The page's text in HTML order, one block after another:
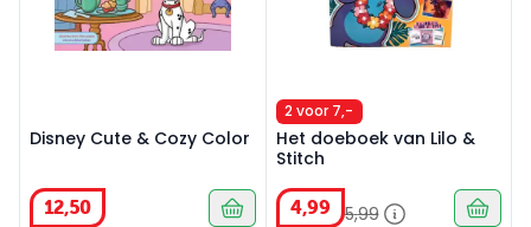
Disney Cute & Cozy Color
12,50
2 voor 7,-
Het doeboek van Lilo &
Stitch
4,99 5,99